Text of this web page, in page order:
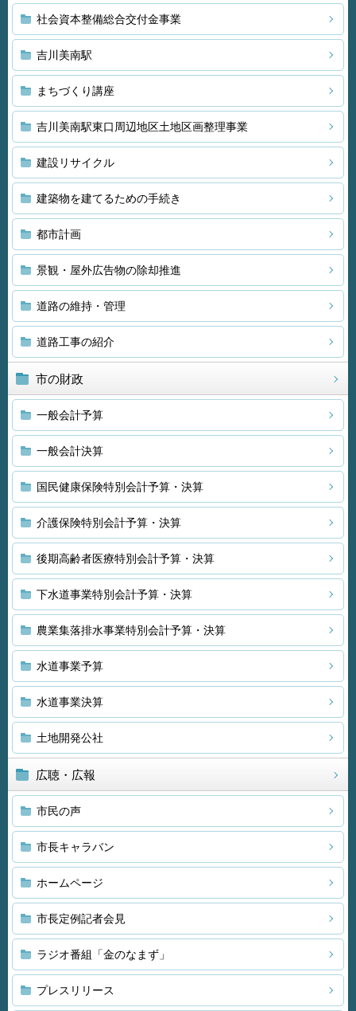
社会資本整備総合交付金事業
吉川美南駅
まちづくり講座
吉川美南駅東口周辺地区土地区画整理事業
建設リサイクル
建築物を建てるための手続き
都市計画
景観・屋外広告物の除却推進
道路の維持・管理
道路工事の紹介
市の財政
一般会計予算
一般会計決算
国民健康保険特別会計予算・決算
介護保険特別会計予算・決算
後期高齢者医療特別会計予算・決算
下水道事業特別会計予算・決算
農業集落排水事業特別会計予算・決算
水道事業予算
水道事業決算
土地開発公社
広聴・広報
市民の声
市長キャラバン
ホームページ
市長定例記者会見
ラジオ番組「金のなまず」
プレスリリース